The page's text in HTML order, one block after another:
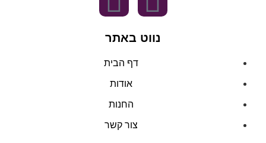
נווט באתר
דף הבית
אודות
החנות
צור קשר